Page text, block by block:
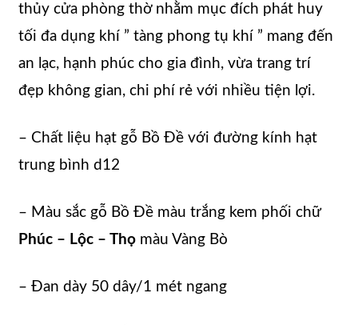
thủy cửa phòng thờ nhằm mục đích phát huy
tối đa dụng khí ” tàng phong tụ khí ” mang đến
an lạc, hạnh phúc cho gia đình, vừa trang trí
đẹp không gian, chi phí rẻ với nhiều tiện lợi.
– Chất liệu hạt gỗ Bồ Đề với đường kính hạt
trung bình d12
– Màu sắc gỗ Bồ Đề màu trắng kem phối chữ
Phúc – Lộc – Thọ màu Vàng Bò
– Đan dày 50 dây/1 mét ngang